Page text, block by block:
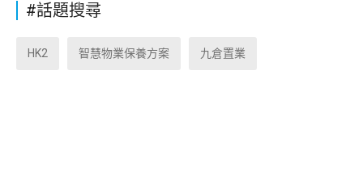
#話題搜尋
HK2 智慧物業保養方案 九倉置業